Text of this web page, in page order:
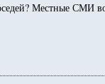
Местные СМИ